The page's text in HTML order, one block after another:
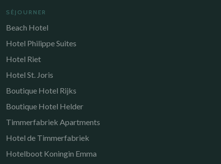
SÉJOURNER
Beach Hotel
Hotel Philippe Suites
Hotel Riet
Hotel St. Joris
Boutique Hotel Rijks
Boutique Hotel Helder
Timmerfabriek Apartments
Hotel de Timmerfabriek
Hotelboot Koningin Emma